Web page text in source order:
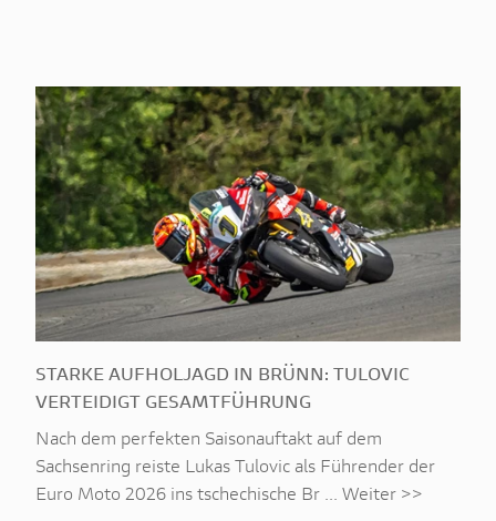
STARKE AUFHOLJAGD IN BRÜNN: TULOVIC
VERTEIDIGT GESAMTFÜHRUNG
Nach dem perfekten Saisonauftakt auf dem
Sachsenring reiste Lukas Tulovic als Führender der
Euro Moto 2026 ins tschechische Br ... Weiter >>